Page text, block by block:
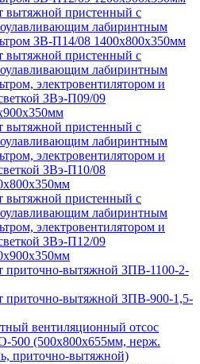
вытяжной пристенный с
лабиринтным
ЗВ-П14/08 1400х800х350мм
вытяжной пристенный с
лабиринтным
электровентилятором и
ЗВэ-П09/09
вытяжной пристенный с
лабиринтным
электровентилятором и
ЗВэ-П10/08
вытяжной пристенный с
лабиринтным
электровентилятором и
ЗВэ-П12/09
приточно-вытяжной ЗПВ-1100-2-
приточно-вытяжной ЗПВ-900-1,5-
вентиляционный отсос
500 (500х800х655мм, нерж.
приточно-вытяжной)